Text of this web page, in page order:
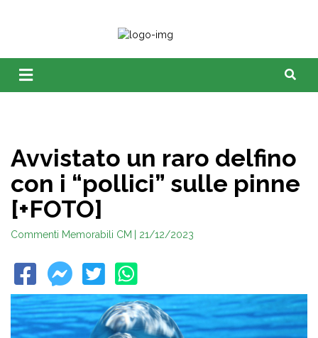
Avvistato un raro delfino
con i “pollici” sulle pinne
[+FOTO]
Commenti Memorabili CM | 21/12/2023